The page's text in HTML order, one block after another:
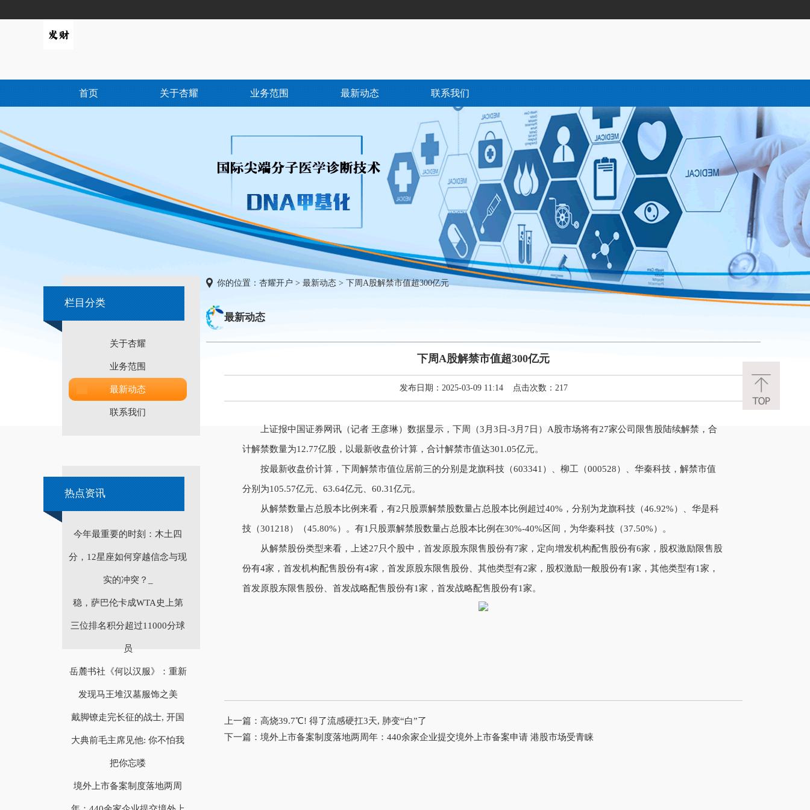
首页 关于杏耀 业务范围 最新动态 联系我们
栏目分类
关于杏耀
业务范围
最新动态
联系我们
热点资讯
今年最重要的时刻：木土四
分，12星座如何穿越信念与现
实的冲突？_
稳，萨巴伦卡成WTA史上第
三位排名积分超过11000分球
员
岳麓书社《何以汉服》：重新
发现马王堆汉墓服饰之美
戴脚镣走完长征的战士, 开国
大典前毛主席见他: 你不怕我
把你忘喽
境外上市备案制度落地两周
你的位置： 杏耀开户 > 最新动态 > 下周A股解禁市值超300亿元
最新动态
下周A股解禁市值超300亿元
发布日期：2025-03-09 11:14 点击次数：217
上证报中国证券网讯（记者 王彦琳）数据显示，下周（3月3日-3月7日）A股市场将有27家公司限售股陆续解禁，合
计解禁数量为12.77亿股，以最新收盘价计算，合计解禁市值达301.05亿元。
按最新收盘价计算，下周解禁市值位居前三的分别是龙旗科技（603341）、柳工（000528）、华秦科技，解禁市值
分别为105.57亿元、63.64亿元、60.31亿元。
从解禁数量占总股本比例来看，有2只股票解禁股数量占总股本比例超过40%，分别为龙旗科技（46.92%）、华是科
技（301218）（45.80%）。有1只股票解禁股数量占总股本比例在30%-40%区间，为华秦科技（37.50%）。
从解禁股份类型来看，上述27只个股中，首发原股东限售股份有7家，定向增发机构配售股份有6家，股权激励限售股
份有4家，首发机构配售股份有4家，首发原股东限售股份、其他类型有2家，股权激励一般股份有1家，其他类型有1家，
首发原股东限售股份、首发战略配售股份有1家，首发战略配售股份有1家。
上一篇： 高烧39.7℃! 得了流感硬扛3天, 肺变“白”了
下一篇： 境外上市备案制度落地两周年：440余家企业提交境外上市备案申请 港股市场受青睐